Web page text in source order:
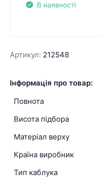
В наявності
Артикул: 212548
Інформація про товар:
Повнота
Висота підбора
Матеріал верху
Країна виробник
Тип каблука